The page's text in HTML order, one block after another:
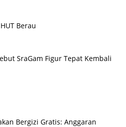
Berau
SraGam Figur Tepat Kembali
Bergizi Gratis: Anggaran